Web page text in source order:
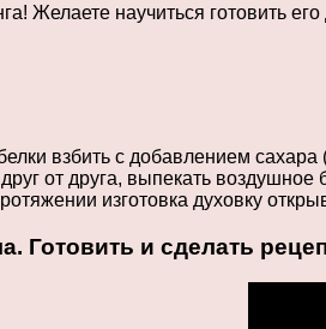
Желаете научиться готовить
взбить с добавлением
от друга, выпекать воздушное
изготовка духовку
Готовить и сделать